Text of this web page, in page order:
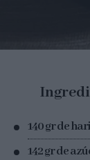
140 gr de
142 gr de